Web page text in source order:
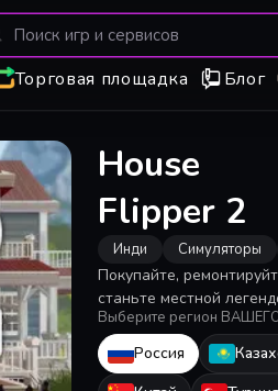
Торговая площадка Блог
House
Flipper 2
Инди Симуляторы
Покупайте,
станьте местной
инструменты и
онлайн-режиму
игроков вы сможете
Выберите регион ВАШЕГО
Россия